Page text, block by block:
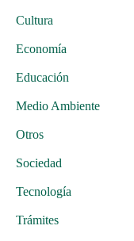
Cultura
Economía
Educación
Medio Ambiente
Otros
Sociedad
Tecnología
Trámites